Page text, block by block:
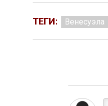
ТЕГИ: Венесуэла